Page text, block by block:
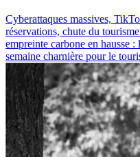
Cyberattaques massives,
réservations, chute du
empreinte carbone en hausse
semaine charnière pour le